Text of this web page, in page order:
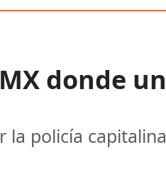
donde un
la policía capitalina